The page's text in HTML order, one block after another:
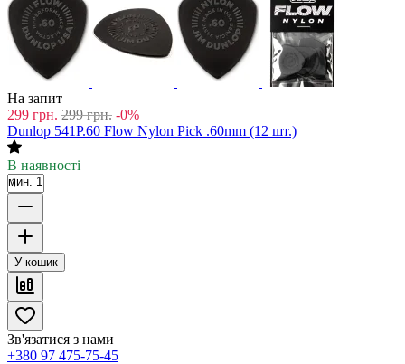
На запит
299 грн. 299 грн. -0%
Dunlop 541P.60 Flow Nylon Pick .60mm (12 шт.)
В наявності
мин. 1
У кошик
Зв'язатися з нами
+380 97 475-75-45